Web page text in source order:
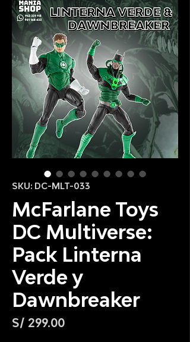
SKU: DC-MLT-033
McFarlane Toys
DC Multiverse:
Pack Linterna
Verde y
Dawnbreaker
S/ 299.00Precio